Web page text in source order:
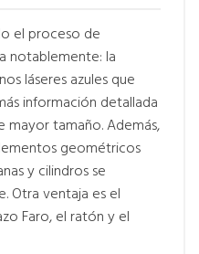
el proceso de
notablemente: la
láseres azules que
información detallada
tamaño. Además,
geométricos
y cilindros se
Otra ventaja es el
Faro, el ratón y el